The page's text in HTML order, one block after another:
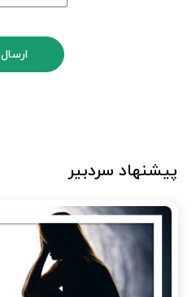
ارسال
پیشنهاد سردبیر